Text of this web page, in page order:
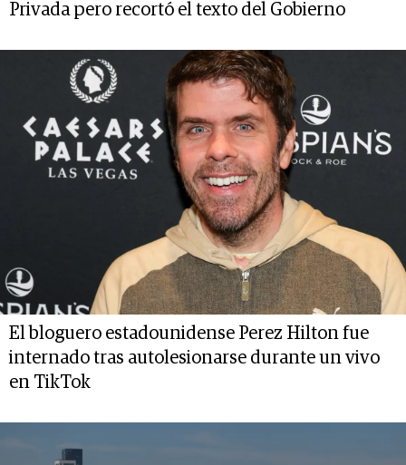
Privada pero recortó el texto del Gobierno
El bloguero estadounidense Perez Hilton fue
internado tras autolesionarse durante un vivo
en TikTok